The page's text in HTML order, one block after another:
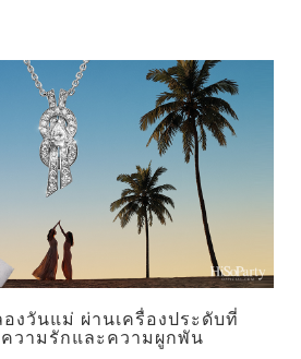
งวันแม่ ผ่านเครื่องประดับที่
วามรักและความผูกพัน